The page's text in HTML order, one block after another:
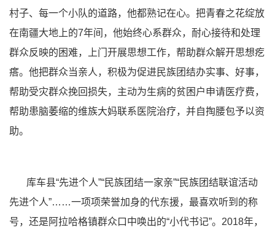
村子、每一个小队的道路，他都熟记在心。把青春之花绽放
在南疆大地上的7年间，他始终心系群众，耐心接待和处理
群众反映的困难，上门开展思想工作，帮助群众解开思想疙
瘩。他把群众当亲人，积极为促进民族团结办实事、好事，
帮助受灾群众挽回损失，主动为生病的贫困户申请医疗费，
帮助患脑萎缩的维族大妈联系医院治疗，并自掏腰包予以资
助。
库车县“先进个人”“民族团结一家亲”“民族团结联谊活动
先进个人”……一项项荣誉加身的代东援，最喜欢听到的称
号，还是阿拉哈格镇群众口中唤出的“小代书记”。2018年，